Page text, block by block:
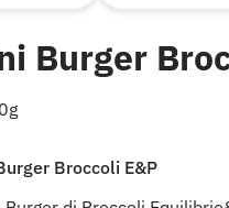
Burger
Broccoli E&P